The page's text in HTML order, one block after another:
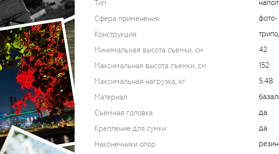
Тип
Сфера применения
Конструкция
Минимальная высота съемки, см
42
Максимальная высота съемки, см
152
Максимальная нагрузка, кг
5.48
Материал
Съемная головка
да
Крепление для сумки
да
Наконечники опор